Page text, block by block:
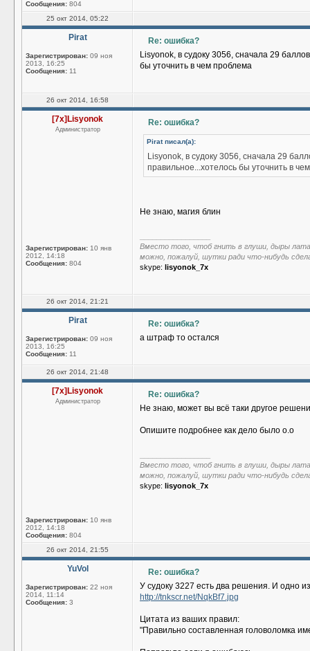
Сообщения: 804
25 окт 2014, 05:22
Pirat
Зарегистрирован: 09 ноя
2013, 16:25
Сообщения: 11
Re: ошибка?
Lisyonok, в судоку 3056, сначала 29
бы уточнить в чем проблема
26 окт 2014, 16:58
[7x]Lisyonok
Администратор
Зарегистрирован: 10 янв
2012, 14:18
Сообщения: 804
Re: ошибка?
Pirat писал(а):
Lisyonok, в судоку 3056, сначала 29
правильное...хотелось бы уточнить в
Не знаю, магия блин
Вместо того, чтоб гнить в глуши, дыры
можно, пожалуй, шутки ради что-нибудь
skype: lisyonok_7x
26 окт 2014, 21:21
Pirat
Зарегистрирован: 09 ноя
2013, 16:25
Сообщения: 11
Re: ошибка?
а штраф то остался
26 окт 2014, 21:48
[7x]Lisyonok
Администратор
Зарегистрирован: 10 янв
2012, 14:18
Сообщения: 804
Re: ошибка?
Не знаю, может вы всё таки другое
Опишите подробнее как дело было о.о
Вместо того, чтоб гнить в глуши, дыры
можно, пожалуй, шутки ради что-нибудь
skype: lisyonok_7x
26 окт 2014, 21:55
YuVol
Зарегистрирован: 22 ноя
2014, 11:14
Сообщения: 3
Re: ошибка?
У судоку 3227 есть два решения. И одно
http://tnkscr.net/NqkBf7.jpg
Цитата из ваших правил:
"Правильно составленная головоломка